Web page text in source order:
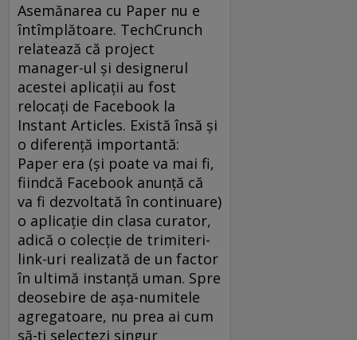
Asemănarea cu Paper nu e
întîmplătoare. TechCrunch
relatează că project
manager-ul şi designerul
acestei aplicaţii au fost
relocaţi de Facebook la
Instant Articles. Există însă şi
o diferenţă importantă:
Paper era (şi poate va mai fi,
fiindcă Facebook anunţă că
va fi dezvoltată în continuare)
o aplicaţie din clasa curator,
adică o colecţie de trimiteri-
link-uri realizată de un factor
în ultimă instanţă uman. Spre
deosebire de aşa-numitele
agregatoare, nu prea ai cum
să-ţi selectezi singur